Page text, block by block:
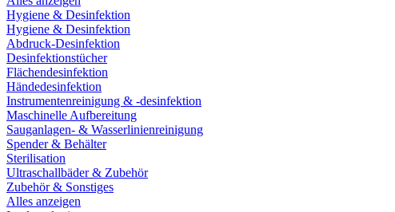
Hygiene & Desinfektion
Hygiene & Desinfektion
Abdruck-Desinfektion
Desinfektionstücher
Flächendesinfektion
Händedesinfektion
Instrumentenreinigung & -desinfektion
Maschinelle Aufbereitung
Sauganlagen- & Wasserlinienreinigung
Spender & Behälter
Sterilisation
Ultraschallbäder & Zubehör
Zubehör & Sonstiges
Alles anzeigen